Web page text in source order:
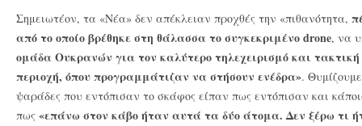
Σημειωτέον, τα «Νέα» δεν απέκλειαν προχθές την «πιθανότητα,
από το οποίο βρέθηκε στη θάλασσα το συγκεκριμένο drone, να
ομάδα Ουκρανών για τον καλύτερο τηλεχειρισμό και
περιοχή, όπου προγραμμάτιζαν να στήσουν ενέδρα».
ψαράδες που εντόπισαν το σκάφος είπαν πως εντόπισαν και
πως «επάνω στον κάβο ήταν αυτά τα δύο άτομα. Δεν ξέρω τι